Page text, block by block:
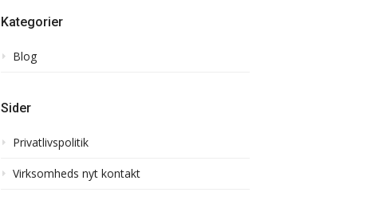
Kategorier
Blog
Sider
Privatlivspolitik
Virksomheds nyt kontakt